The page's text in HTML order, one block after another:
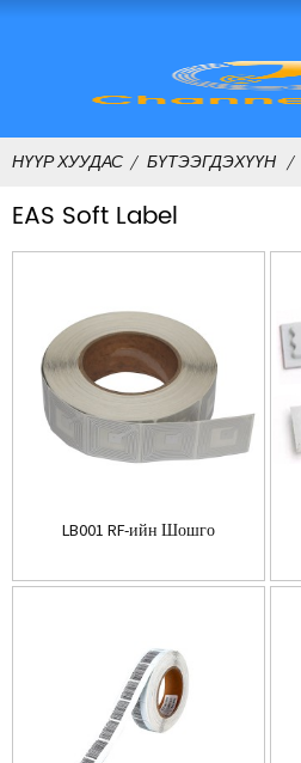
НҮҮР ХУУДАС БҮТЭЭГДЭХҮҮН
EAS Soft Label
LB001 RF-ийн Шошго